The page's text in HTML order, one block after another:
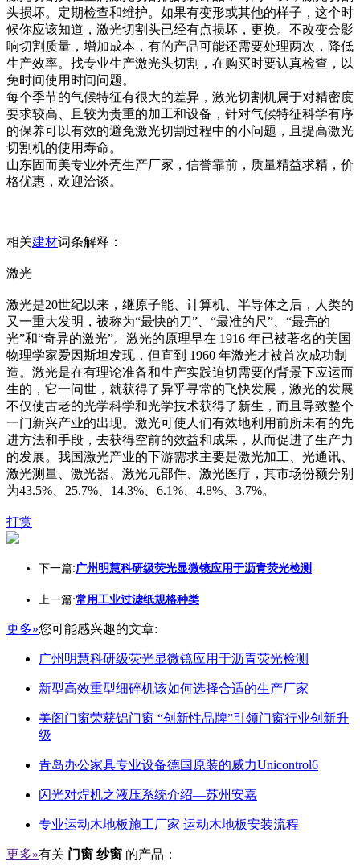
头损坏。定期检查和维护。如果有变形或其他的样子，这个时
候你应该知道，激光切割头已经有点损坏，更换。不改变会影
响切割质量，增加成本，有的产品可能还需要处理两次，降低
生产效率。找专业生产激光头切割，在购买时要认真检查，以
免时间使用时间问题。
每个季节的气候特征有很大的差异，激光切割机属于对精密度
要求较高、且较为贵重的加工和设备，针对气候特征科学有序
的保养可以有效的避免激光切割过程中的小问题，且提高激光
切割机的使用寿命。
山东固而美专业外壳生产厂家，信誉靠前，质量精益求精，价
格优惠，欢迎洽谈。
相关建材词条解释：
激光
激光是20世纪以来，继原子能、计算机、半导体之后，人类的
又一重大发明，被称为“最快的刀”、“最准的尺”、“最亮的
光”和“奇异的激光”。激光的原理早在 1916 年已被著名的美国
物理学家爱因斯坦发现，但直到 1960 年激光才被首次成功制
造。激光是在有理论准备和生产实践迫切需要的背景下应运而
生的，它一问世，就获得了异乎寻常的飞快发展，激光的发展
不仅使古老的光学科学和光学技术获得了新生，而且导致整个
一门新兴产业的出现。激光可使人们有效地利用前所未有的先
进方法和手段，去获得空前的效益和成果，从而促进了生产力
的发展。我国激光产业的下游需求主要是激光加工、光通讯、
激光测量、激光器、激光元部件、激光医疗，其市场份额分别
为43.5%、25.7%、14.3%、6.1%、4.8%、3.7%。
打赏
下一篇:广州明慧科研级荧光显微镜应用于沥青荧光检测
上一篇:常用工业过滤纸规格种类
更多»您可能感兴趣的文章:
广州明慧科研级荧光显微镜应用于沥青荧光检测
新型高效重型细碎机该如何选择合适的生产厂家
美阁门窗荣获铝门窗 “创新性品牌”引领门窗行业创新升
级
青岛办公家具专业设备德国原装的威力Unicontrol6
闪光对焊机之液压系统介绍—苏州安嘉
专业运动木地板施工厂家 运动木地板安装流程
更多»有关 门窗 纱窗 的产品：